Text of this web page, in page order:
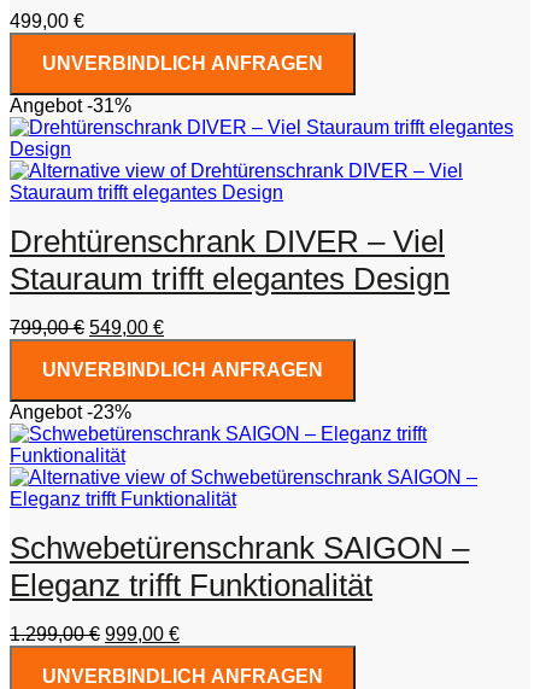
499,00 €
UNVERBINDLICH ANFRAGEN
Angebot -31%
Drehtürenschrank DIVER – Viel
Stauraum trifft elegantes Design
799,00€ Ursprünglicher
Preis
war:
549,00 €Aktueller
Preis
ist:
UNVERBINDLICH ANFRAGEN
Angebot -23%
Schwebetürenschrank SAIGON –
Eleganz trifft Funktionalität
1.299,00€ Ursprünglicher
Preis
war:
999,00 €Aktueller
Preis
ist:
UNVERBINDLICH ANFRAGEN